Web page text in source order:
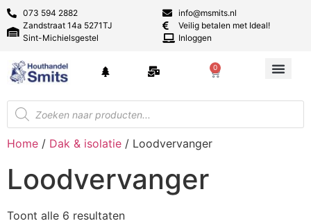
073 594 2882
Zandstraat 14a 5271TJ
Sint-Michielsgestel
info@msmits.nl
Veilig betalen met Ideal!
Inloggen
0
Home / Dak & isolatie / Loodvervanger
Loodvervanger
Toont alle 6 resultaten